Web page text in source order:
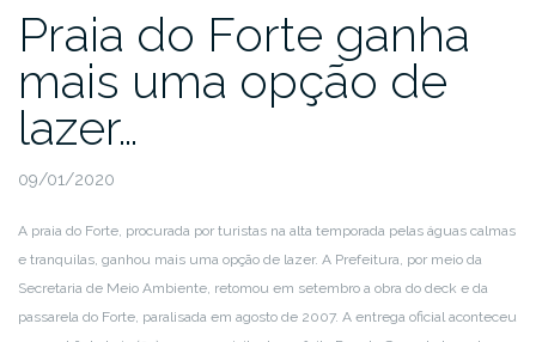
Praia do Forte ganha
mais uma opção de
lazer…
09/01/2020
A praia do Forte, procurada por turistas na alta temporada pelas águas calmas
e tranquilas, ganhou mais uma opção de lazer. A Prefeitura, por meio da
Secretaria de Meio Ambiente, retomou em setembro a obra do deck e da
passarela do Forte, paralisada em agosto de 2007. A entrega oficial aconteceu